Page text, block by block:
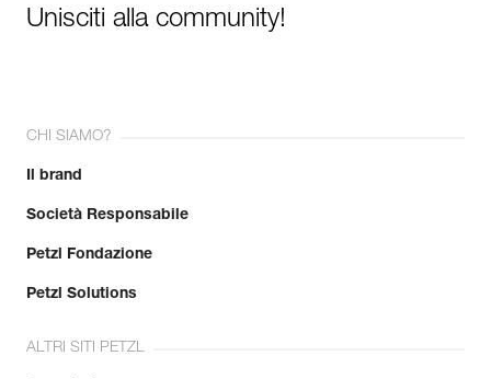
Unisciti alla community!
CHI SIAMO?
Il brand
Società Responsabile
Petzl Fondazione
Petzl Solutions
ALTRI SITI PETZL